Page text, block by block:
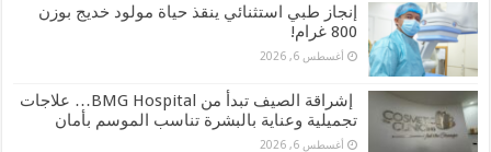
إنجاز طبي استثنائي ينقذ حياة مولود خديج بوزن
800 غرام!
أغسطس 6, 2026
إشراقة الصيف تبدأ من BMG Hospital… علاجات
تجميلية وعناية بالبشرة تناسب الموسم بأمان
أغسطس 6, 2026